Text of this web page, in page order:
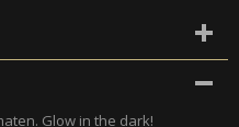
Glow in the dark!